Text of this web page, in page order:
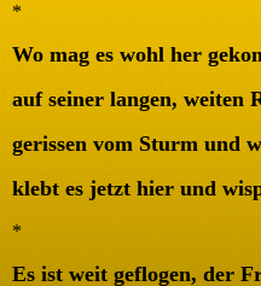
*
Wo mag es wohl her
auf seiner langen, weiten
gerissen vom Sturm und
klebt es jetzt hier und
*
Es ist weit geflogen, der